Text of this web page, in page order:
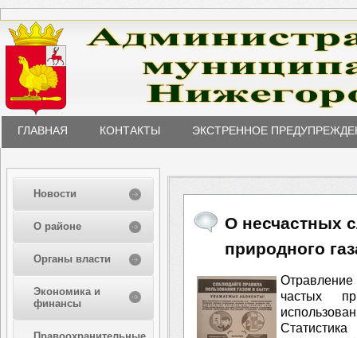
ГЛАВНАЯ КОНТАКТЫ ЭКСТРЕННОЕ
Новости
О районе
Органы власти
Экономика и
финансы
О несчастных
природного
частых